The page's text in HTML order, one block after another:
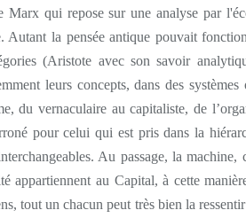
Marx qui repose sur une analyse par
Autant la pensée antique pouvait
(Aristote avec son savoir
leurs concepts, dans des
du vernaculaire au capitaliste, de
pour celui qui est pris dans la
Au passage, la machine,
appartiennent au Capital, à cette
tout un chacun peut très bien la